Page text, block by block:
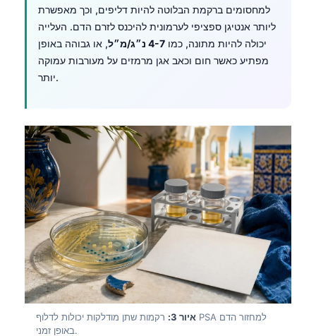
למחסומים ברקמת הבלוטה להיות דליפים, וכך מאפשרת
ליותר אנטיגן ספציפי לערמונית להיכנס לזרם הדם. העלייה
יכולה להיות מתונה, כמו 4-7 נ״ג/מ״ל
, או גבוהה באופן
מפתיע כאשר חום וכאב אגן מרמזים על מעורבות עמוקה
יותר.
איור 3:
רקמות שתן מודלקות יכולות לדלוף PSA למחזור הדם
באופן זמני.